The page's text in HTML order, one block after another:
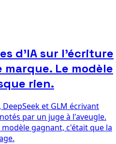
d'IA sur l'écriture
Le modèle
rien.
et GLM écrivant
par un juge à l'aveugle.
gagnant, c'était que la